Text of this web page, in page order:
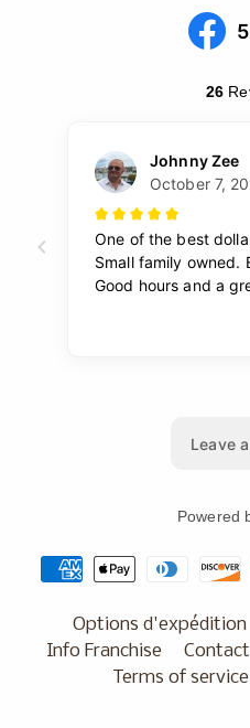
Options d'expédition
Info Franchise
Contact
Terms of service